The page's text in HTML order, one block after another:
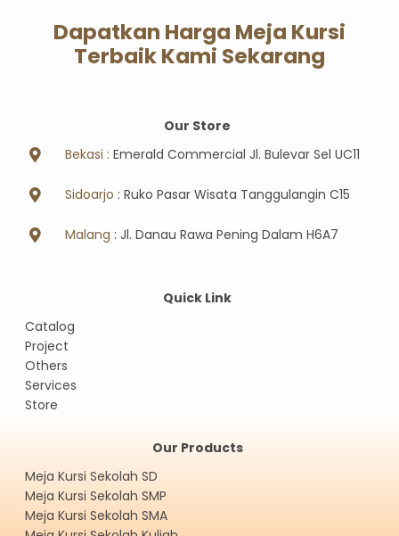
Dapatkan Harga Meja Kursi
Terbaik Kami Sekarang
Our Store
Bekasi : Emerald Commercial Jl. Bulevar Sel UC11
Sidoarjo : Ruko Pasar Wisata Tanggulangin C15
Malang : Jl. Danau Rawa Pening Dalam H6A7
Quick Link
Catalog
Project
Others
Services
Store
Our Products
Meja Kursi Sekolah SD
Meja Kursi Sekolah SMP
Meja Kursi Sekolah SMA